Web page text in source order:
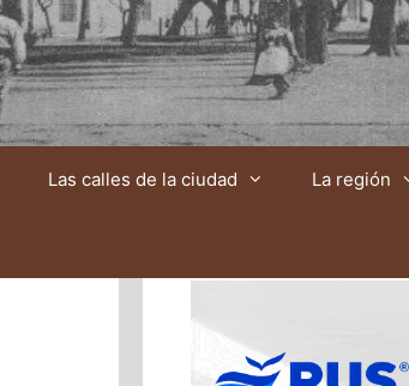
Las calles de la ciudad La región